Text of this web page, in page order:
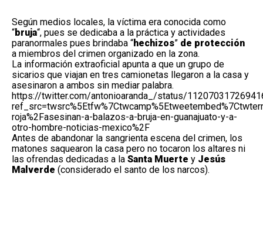
Según medios locales, la víctima era conocida como
“bruja“, pues se dedicaba a la práctica y actividades
paranormales pues brindaba “hechizos” de protección
a miembros del crimen organizado en la zona.
La información extraoficial apunta a que un grupo de
sicarios que viajan en tres camionetas llegaron a la casa y
asesinaron a ambos sin mediar palabra.
https://twitter.com/antonioaranda_/status/
roja%2Fasesinan-a-balazos-a-bruja-en-guanajuato-y-a-
otro-hombre-noticias-mexico%2F
Antes de abandonar la sangrienta escena del crimen, los
matones saquearon la casa pero no tocaron los altares ni
las ofrendas dedicadas a la Santa Muerte y Jesús
Malverde (considerado el santo de los narcos).